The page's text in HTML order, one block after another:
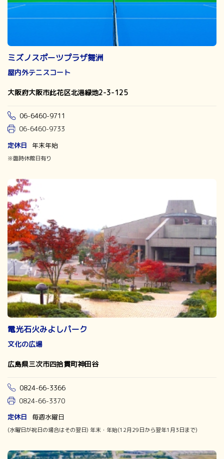
ミズノスポーツプラザ舞洲
屋内外テニスコート
大阪府大阪市此花区北港緑地2-3-125
06-6460-9711
06-6460-9733
定休日
年末年始
※臨時休館日有り
電光石火みよしパーク
文化の広場
広島県三次市四拾貫町神田谷
0824-66-3366
0824-66-3370
定休日
毎週水曜日
(水曜日が祝日の場合はその翌日) 年末・年始(12月29日から翌年1月3日まで)